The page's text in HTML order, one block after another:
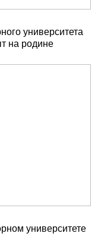
университета
на родине
университете